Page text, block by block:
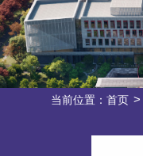
当前位置： 首页